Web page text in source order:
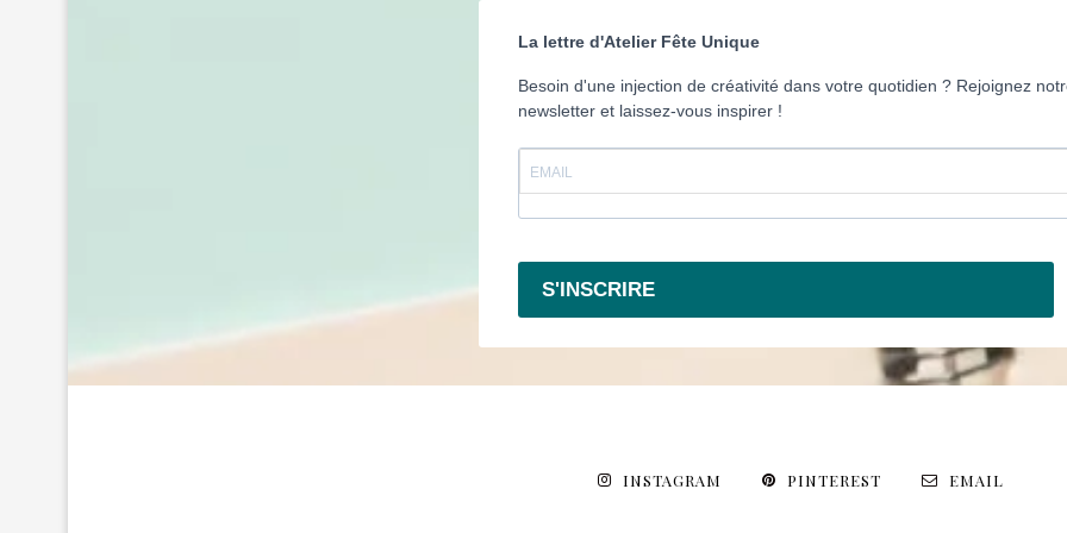
La lettre d'Atelier Fête Unique
Besoin d'une injection de créativité dans votre quotidien ? Rejoignez
newsletter et laissez-vous inspirer !
S'INSCRIRE
INSTAGRAM PINTEREST EMAIL